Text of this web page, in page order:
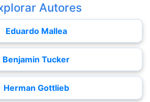
Autores
Eduardo Mallea
Benjamin Tucker
Herman Gottlieb